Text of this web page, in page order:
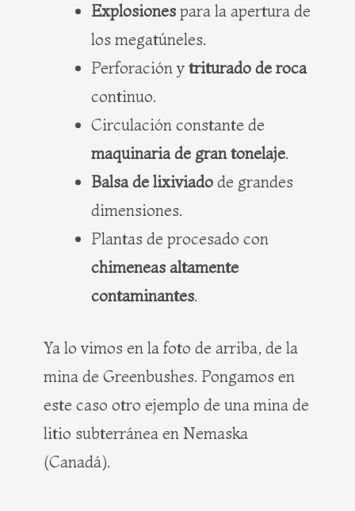
Explosiones para la apertura de
los megatúneles.
Perforación y triturado de roca
continuo.
Circulación constante de
maquinaria de gran tonelaje.
Balsa de lixiviado de grandes
dimensiones.
Plantas de procesado con
chimeneas altamente
contaminantes.
Ya lo vimos en la foto de arriba, de la
mina de Greenbushes. Pongamos en
este caso otro ejemplo de una mina de
litio subterránea en Nemaska
(Canadá).